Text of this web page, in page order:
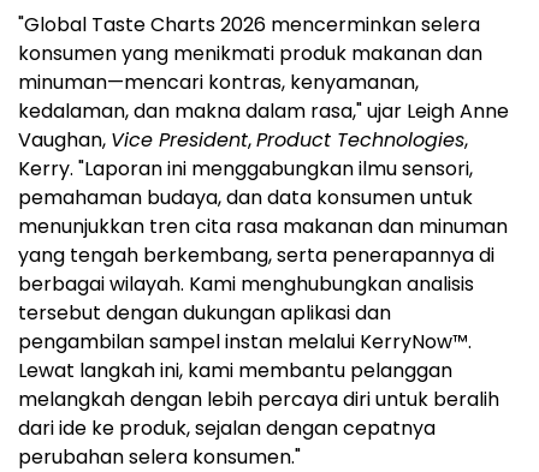
"Global Taste Charts 2026 mencerminkan selera
konsumen yang menikmati produk makanan dan
minuman—mencari kontras, kenyamanan,
kedalaman, dan makna dalam rasa," ujar Leigh Anne
Vaughan, Vice President,Product Technologies,
Kerry. "Laporan ini menggabungkan ilmu sensori,
pemahaman budaya, dan data konsumen untuk
menunjukkan tren cita rasa makanan dan minuman
yang tengah berkembang, serta penerapannya di
berbagai wilayah. Kami menghubungkan analisis
tersebut dengan dukungan aplikasi dan
pengambilan sampel instan melalui KerryNow™.
Lewat langkah ini, kami membantu pelanggan
melangkah dengan lebih percaya diri untuk beralih
dari ide ke produk, sejalan dengan cepatnya
perubahan selera konsumen."